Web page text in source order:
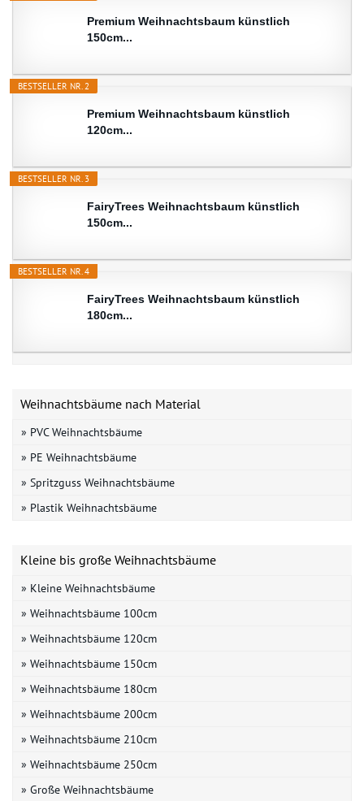
Premium Weihnachtsbaum künstlich
150cm...
BESTSELLER NR. 2
Premium Weihnachtsbaum künstlich
120cm...
BESTSELLER NR. 3
FairyTrees Weihnachtsbaum künstlich
150cm...
BESTSELLER NR. 4
FairyTrees Weihnachtsbaum künstlich
180cm...
Weihnachtsbäume nach Material
» PVC Weihnachtsbäume
» PE Weihnachtsbäume
» Spritzguss Weihnachtsbäume
» Plastik Weihnachtsbäume
Kleine bis große Weihnachtsbäume
» Kleine Weihnachtsbäume
» Weihnachtsbäume 100cm
» Weihnachtsbäume 120cm
» Weihnachtsbäume 150cm
» Weihnachtsbäume 180cm
» Weihnachtsbäume 200cm
» Weihnachtsbäume 210cm
» Weihnachtsbäume 250cm
» Große Weihnachtsbäume